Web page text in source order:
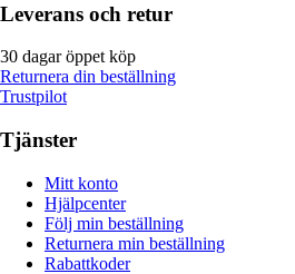
Leverans och retur
30 dagar öppet köp
Returnera din beställning
Trustpilot
Tjänster
Mitt konto
Hjälpcenter
Följ min beställning
Returnera min beställning
Rabattkoder